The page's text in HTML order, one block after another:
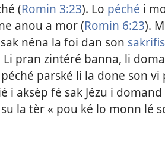
(Romin 3:23). Lo péché i
anou a mor (Romin 6:23).
néna la foi dan son
Li pran zintéré banna, li
parské li la done son vi
i aksèp fé sak Jézu i
la tèr « pou ké lo monn lé